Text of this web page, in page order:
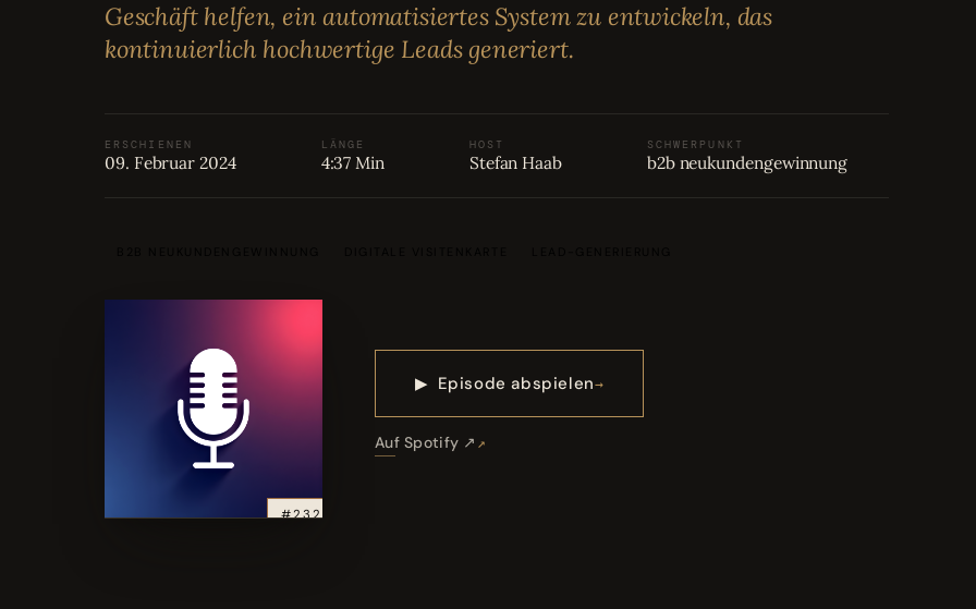
Geschäft helfen, ein automatisiertes System zu entwickeln, das
kontinuierlich hochwertige Leads generiert.
ERSCHIENEN
09. Februar 2024
LÄNGE
4:37 Min
HOST
Stefan Haab
SCHWERPUNKT
b2b neukundengewinnung
#232
▶ Episode abspielen
Auf Spotify ↗